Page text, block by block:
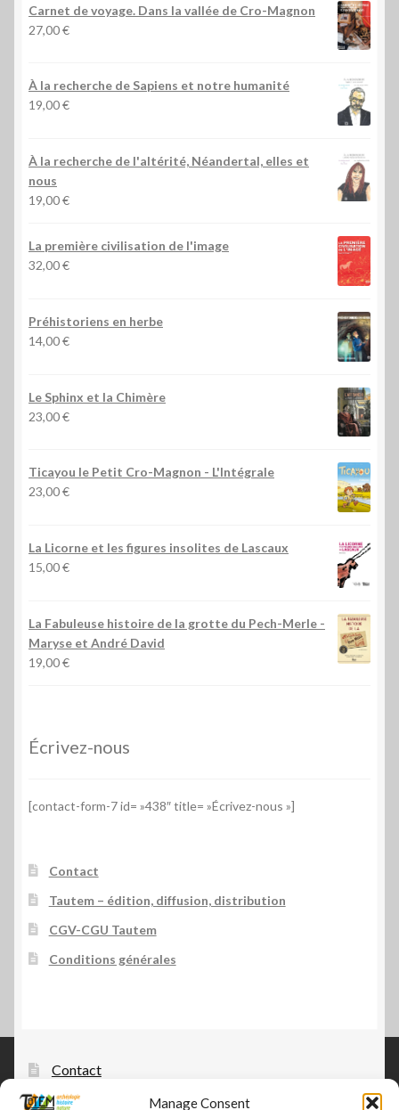
Manage Consent
Carnet de voyage. Dans la vallée de Cro-Magnon
27,00€
À la recherche de Sapiens et notre humanité
19,00€
À la recherche de l'altérité, Néandertal, elles et
nous
19,00€
La première civilisation de l'image
32,00€
Préhistoriens en herbe
14,00€
Le Sphinx et la Chimère
23,00€
Ticayou le Petit Cro-Magnon - L'Intégrale
23,00€
La Licorne et les figures insolites de Lascaux
15,00€
La Fabuleuse histoire de la grotte du Pech-Merle -
Maryse et André David
19,00€
Écrivez-nous
[contact-form-7 id= »438″ title= »Écrivez-nous »]
Contact
Tautem – édition, diffusion, distribution
CGV-CGU Tautem
Conditions générales
Contact
Tautem – édition, diffusion, distribution